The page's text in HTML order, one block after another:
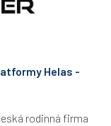
Helas -
rodinná firma